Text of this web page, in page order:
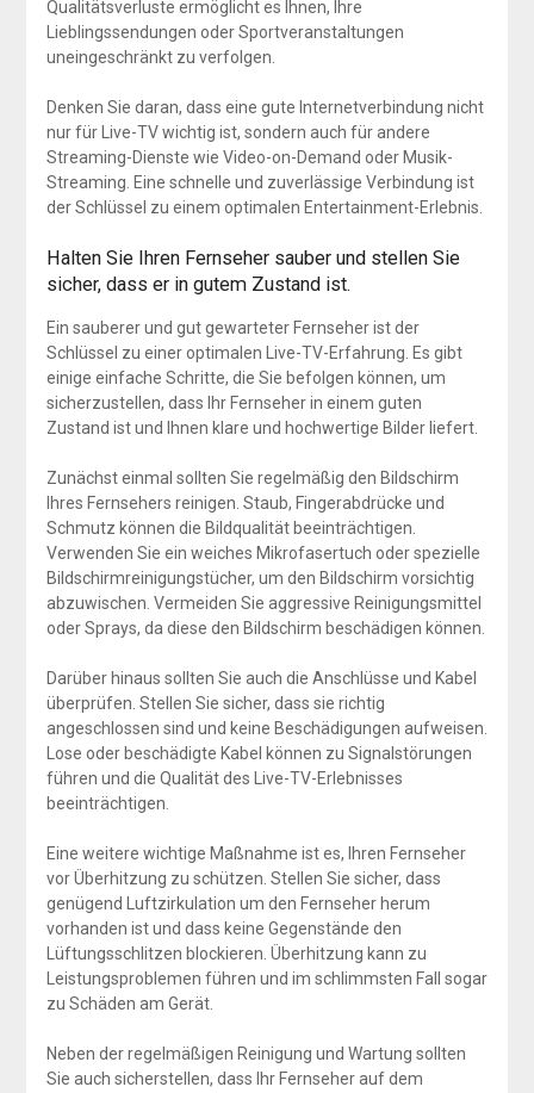
Qualitätsverluste ermöglicht es Ihnen, Ihre
Lieblingssendungen oder Sportveranstaltungen
uneingeschränkt zu verfolgen.
Denken Sie daran, dass eine gute Internetverbindung nicht
nur für Live-TV wichtig ist, sondern auch für andere
Streaming-Dienste wie Video-on-Demand oder Musik-
Streaming. Eine schnelle und zuverlässige Verbindung ist
der Schlüssel zu einem optimalen Entertainment-Erlebnis.
Halten Sie Ihren Fernseher sauber und stellen Sie
sicher, dass er in gutem Zustand ist.
Ein sauberer und gut gewarteter Fernseher ist der
Schlüssel zu einer optimalen Live-TV-Erfahrung. Es gibt
einige einfache Schritte, die Sie befolgen können, um
sicherzustellen, dass Ihr Fernseher in einem guten
Zustand ist und Ihnen klare und hochwertige Bilder liefert.
Zunächst einmal sollten Sie regelmäßig den Bildschirm
Ihres Fernsehers reinigen. Staub, Fingerabdrücke und
Schmutz können die Bildqualität beeinträchtigen.
Verwenden Sie ein weiches Mikrofasertuch oder spezielle
Bildschirmreinigungstücher, um den Bildschirm vorsichtig
abzuwischen. Vermeiden Sie aggressive Reinigungsmittel
oder Sprays, da diese den Bildschirm beschädigen können.
Darüber hinaus sollten Sie auch die Anschlüsse und Kabel
überprüfen. Stellen Sie sicher, dass sie richtig
angeschlossen sind und keine Beschädigungen aufweisen.
Lose oder beschädigte Kabel können zu Signalstörungen
führen und die Qualität des Live-TV-Erlebnisses
beeinträchtigen.
Eine weitere wichtige Maßnahme ist es, Ihren Fernseher
vor Überhitzung zu schützen. Stellen Sie sicher, dass
genügend Luftzirkulation um den Fernseher herum
vorhanden ist und dass keine Gegenstände den
Lüftungsschlitzen blockieren. Überhitzung kann zu
Leistungsproblemen führen und im schlimmsten Fall sogar
zu Schäden am Gerät.
Neben der regelmäßigen Reinigung und Wartung sollten
Sie auch sicherstellen, dass Ihr Fernseher auf dem